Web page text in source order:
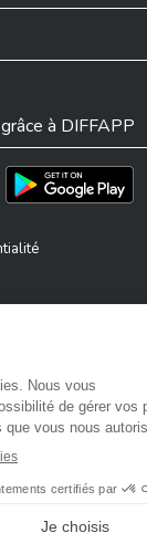
à DIFFAPP
l'App Store
Téléchargez l'app
— lanceurs
droits réservés . Ville
comment